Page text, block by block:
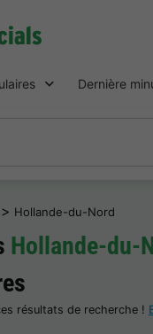
Dernière
> Hollande-du-Nord
Hollande-du-
résultats de recherche !